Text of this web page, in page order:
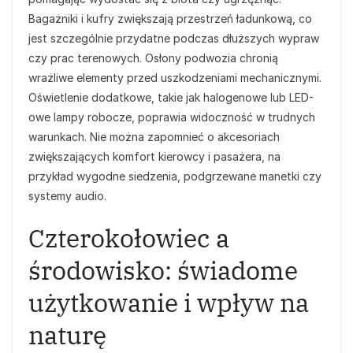
Bagażniki i kufry zwiększają przestrzeń ładunkową, co
jest szczególnie przydatne podczas dłuższych wypraw
czy prac terenowych. Osłony podwozia chronią
wrażliwe elementy przed uszkodzeniami mechanicznymi.
Oświetlenie dodatkowe, takie jak halogenowe lub LED-
owe lampy robocze, poprawia widoczność w trudnych
warunkach. Nie można zapomnieć o akcesoriach
zwiększających komfort kierowcy i pasażera, na
przykład wygodne siedzenia, podgrzewane manetki czy
systemy audio.
Czterokołowiec a
środowisko: świadome
użytkowanie i wpływ na
naturę